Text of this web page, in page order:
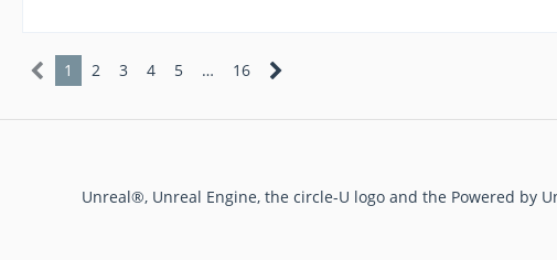
1 2 3 4 5 … 16
Unreal®, Unreal Engine, the circle-U logo and the Powered by